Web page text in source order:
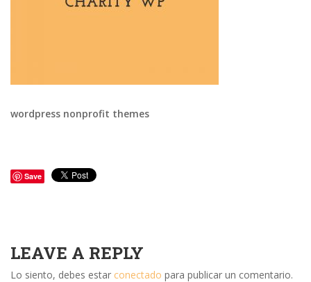
wordpress nonprofit themes
Save
LEAVE A REPLY
Lo siento, debes estar conectado para publicar un comentario.